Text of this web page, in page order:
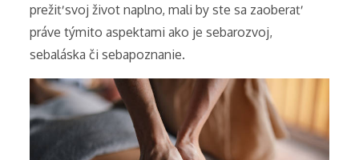
prežiť svoj život naplno, mali by ste sa zaoberať
práve týmito aspektami ako je sebarozvoj,
sebaláska či sebapoznanie.